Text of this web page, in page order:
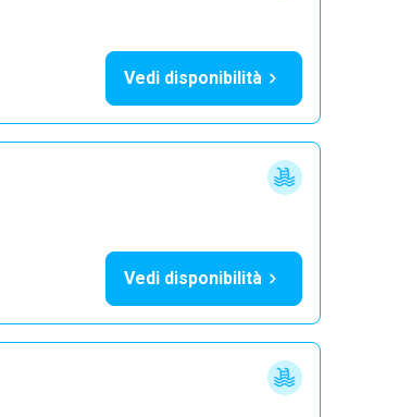
Vedi disponibilità
Vedi disponibilità